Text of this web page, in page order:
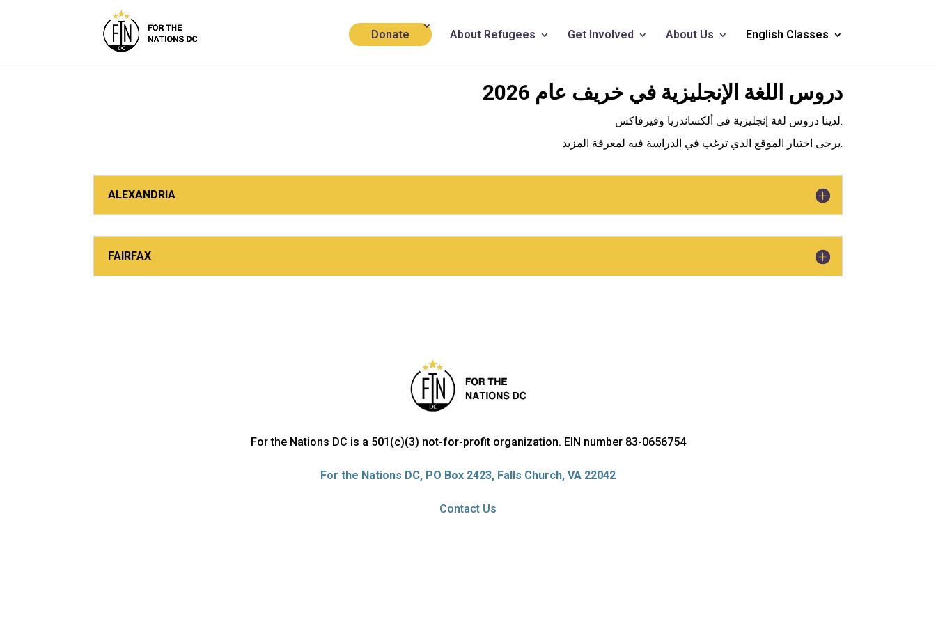
Donate About Refugees Get Involved About Us English Classes
دروس اللغة الإنجليزية في خريف عام 2026
لدينا دروس لغة إنجليزية في ألكساندريا وفيرفاكس.
يرجى اختيار الموقع الذي ترغب في الدراسة فيه لمعرفة المزيد.
ALEXANDRIA
FAIRFAX
For the Nations DC is a 501(c)(3) not-for-profit organization. EIN number 83-0656754
For the Nations DC, PO Box 2423, Falls Church, VA 22042
Contact Us